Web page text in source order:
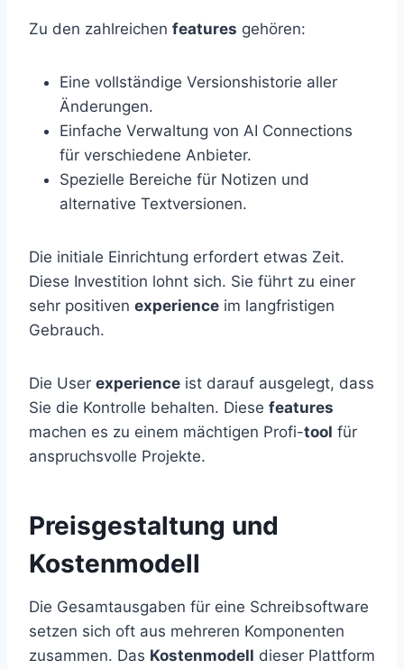
Zu den zahlreichen features gehören:
Eine vollständige Versionshistorie aller
Änderungen.
Einfache Verwaltung von AI Connections
für verschiedene Anbieter.
Spezielle Bereiche für Notizen und
alternative Textversionen.
Die initiale Einrichtung erfordert etwas Zeit.
Diese Investition lohnt sich. Sie führt zu einer
sehr positiven experience im langfristigen
Gebrauch.
Die User experience ist darauf ausgelegt, dass
Sie die Kontrolle behalten. Diese features
machen es zu einem mächtigen Profi-tool für
anspruchsvolle Projekte.
Preisgestaltung und
Kostenmodell
Die Gesamtausgaben für eine Schreibsoftware
setzen sich oft aus mehreren Komponenten
zusammen. Das Kostenmodell dieser Plattform